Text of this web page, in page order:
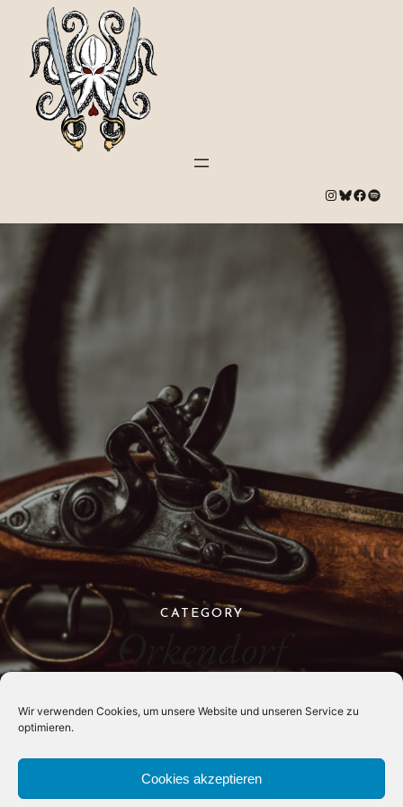
Wir verwenden Cookies, um unsere Website und unseren Service zu
optimieren.
Cookies akzeptieren
# Bluesky # Spotify
CATEGORY
Orkendorf